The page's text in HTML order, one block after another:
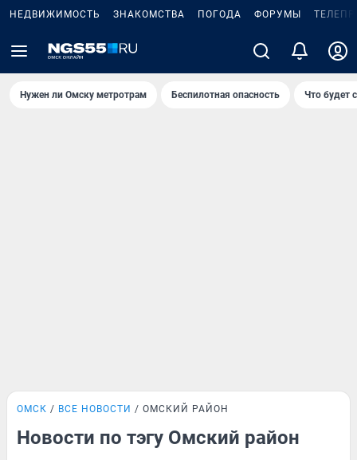
НЕДВИЖИМОСТЬ ЗНАКОМСТВА ПОГОДА ФОРУМЫ
Нужен ли Омску метротрам Беспилотная опасность Что будет
ОМСК ВСЕ НОВОСТИ ОМСКИЙ РАЙОН
Новости по тэгу Омский район